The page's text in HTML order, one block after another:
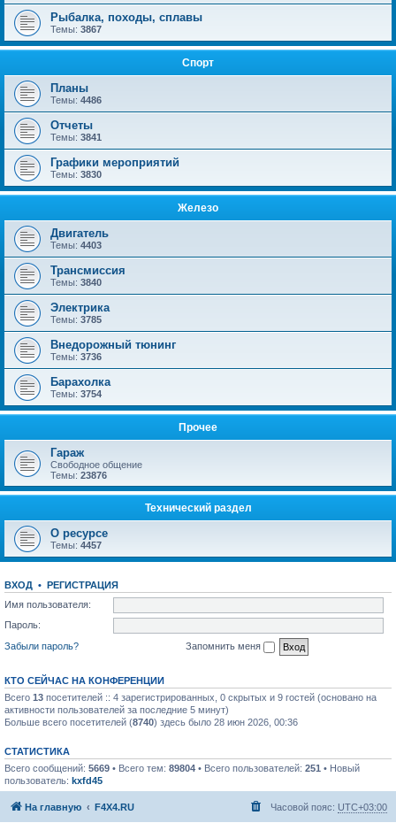
Рыбалка, походы, сплавы
Темы: 3867
Спорт
Планы
Темы: 4486
Отчеты
Темы: 3841
Графики мероприятий
Темы: 3830
Железо
Двигатель
Темы: 4403
Трансмиссия
Темы: 3840
Электрика
Темы: 3785
Внедорожный тюнинг
Темы: 3736
Барахолка
Темы: 3754
Прочее
Гараж
Свободное общение
Темы: 23876
Технический раздел
О ресурсе
Темы: 4457
ВХОД • РЕГИСТРАЦИЯ
Имя пользователя:
Пароль:
Забыли пароль?
Запомнить меня
КТО СЕЙЧАС НА КОНФЕРЕНЦИИ
Всего 13 посетителей :: 4 зарегистрированных, 0 скрытых и 9 гостей (основано на
активности пользователей за последние 5 минут)
Больше всего посетителей (8740) здесь было 28 июн 2026, 00:36
СТАТИСТИКА
Всего сообщений: 5669 • Всего тем: 89804 • Всего пользователей: 251 • Новый
пользователь: kxfd45
На главную F4X4.RU Часовой пояс: UTC+03:00